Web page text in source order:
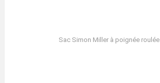
Sac Simon Miller à poignée roulée